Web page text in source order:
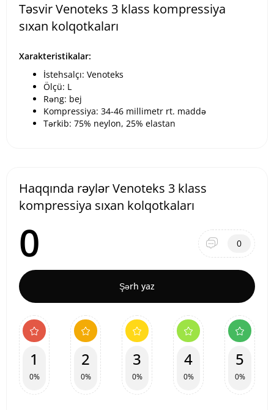
Təsvir Venoteks 3 klass kompressiya
sıxan kolqotkaları
Xarakteristikalar:
İstehsalçı: Venoteks
Ölçü: L
Rəng: bej
Kompressiya: 34-46 millimetr rt. maddə
Tərkib: 75% neylon, 25% elastan
Haqqında rəylər Venoteks 3 klass
kompressiya sıxan kolqotkaları
0 0
Şərh yaz
1
0%
2
0%
3
0%
4
0%
5
0%